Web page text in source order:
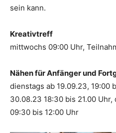
sein kann.
Kreativtreff
mittwochs 09:00 Uhr,
Nähen für Anfänger und
dienstags ab 19.09.23, 19:00
30.08.23 18:30 bis 21.00
09:30 bis 12:00 Uhr